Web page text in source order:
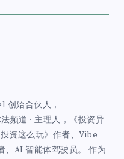
创始合伙人，
频道 · 主理人，《投资异
资这么玩》作者、Vibe
、AI 智能体驾驶员。 作为